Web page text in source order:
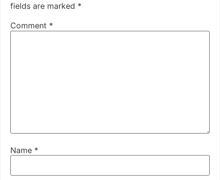
fields are marked *
Comment *
Name *